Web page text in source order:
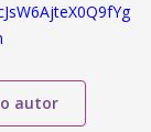
o autor